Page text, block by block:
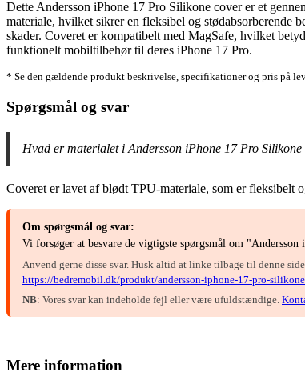
Dette Andersson iPhone 17 Pro Silikone cover er et
materiale, hvilket sikrer en fleksibel og stødabsorberende
skader. Coveret er kompatibelt med MagSafe, hvilket
funktionelt mobiltilbehør til deres iPhone 17 Pro.
* Se den gældende produkt beskrivelse, specifikationer og pris på
Spørgsmål og svar
Hvad er materialet i Andersson iPhone 17 Pro Silikone
Coveret er lavet af blødt TPU-materiale, som er fleksibelt
Om spørgsmål og svar:
Vi forsøger at besvare de vigtigste spørgsmål om
Anvend gerne disse svar. Husk altid at linke tilbage til denne
https://bedremobil.dk/produkt/andersson-iphone-17-pro-
NB: Vores svar kan indeholde fejl eller være ufuldstændige.
Mere information